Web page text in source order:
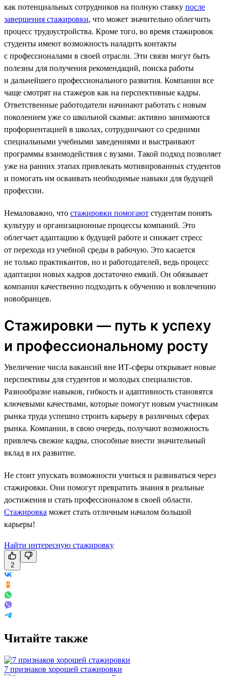
как потенциальных сотрудников на полную ставку после
завершения стажировки, что может значительно облегчить
процесс трудоустройства​. Кроме того, во время стажировок
студенты имеют возможность наладить контакты
с профессионалами в своей отрасли. Эти связи могут быть
полезны для получения рекомендаций, поиска работы
и дальнейшего профессионального развития. Компании все
чаще смотрят на стажеров как на перспективные кадры.
Ответственные работодатели начинают работать с новым
поколением уже со школьной скамьи: активно занимаются
профориентацией в школах, сотрудничают со средними
специальными учебными заведениями и выстраивают
программы взаимодействия с вузами. Такой подход позволяет
уже на ранних этапах привлекать мотивированных студентов
и помогать им осваивать необходимые навыки для будущей
профессии.
Немаловажно, что стажировки помогают студентам понять
культуру и организационные процессы компаний. Это
облегчает адаптацию к будущей работе и снижает стресс
от перехода из учебной среды в рабочую. Это касается
не только практикантов, но и работодателей, ведь процесс
адаптации новых кадров достаточно емкий. Он обязывает
компании качественно подходить к обучению и вовлечению
новобранцев.
Стажировки — путь к успеху
и профессиональному росту
Увеличение числа вакансий вне ИТ-сферы открывает новые
перспективы для студентов и молодых специалистов.
Разнообразие навыков, гибкость и адаптивность становятся
ключевыми качествами, которые помогут новым участникам
рынка труда успешно строить карьеру в различных сферах
рынка. Компании, в свою очередь, получают возможность
привлечь свежие кадры, способные внести значительный
вклад в их развитие.
Не стоит упускать возможности учиться и развиваться через
стажировки. Они помогут превратить знания в реальные
достижения и стать профессионалом в своей области.
Стажировка может стать отличным началом большой
карьеры!
Найти интересную стажировку
2
Читайте также
7 признаков хорошей стажировки